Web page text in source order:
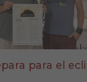
para el